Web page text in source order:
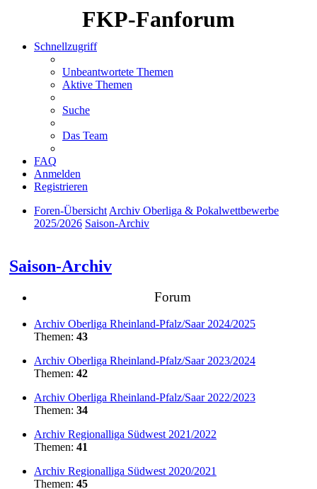
FKP-Fanforum
Schnellzugriff
Unbeantwortete Themen
Aktive Themen
Suche
Das Team
FAQ
Anmelden
Registrieren
Foren-Übersicht Archiv Oberliga & Pokalwettbewerbe
2025/2026 Saison-Archiv
Saison-Archiv
Forum
Archiv Oberliga Rheinland-Pfalz/Saar 2024/2025
Themen: 43
Archiv Oberliga Rheinland-Pfalz/Saar 2023/2024
Themen: 42
Archiv Oberliga Rheinland-Pfalz/Saar 2022/2023
Themen: 34
Archiv Regionalliga Südwest 2021/2022
Themen: 41
Archiv Regionalliga Südwest 2020/2021
Themen: 45